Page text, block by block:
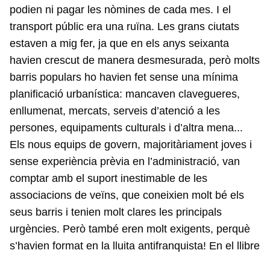
podien ni pagar les nòmines de cada mes. I el
transport públic era una ruïna. Les grans ciutats
estaven a mig fer, ja que en els anys seixanta
havien crescut de manera desmesurada, però molts
barris populars ho havien fet sense una mínima
planificació urbanística: mancaven clavegueres,
enllumenat, mercats, serveis d’atenció a les
persones, equipaments culturals i d’altra mena...
Els nous equips de govern, majoritàriament joves i
sense experiència prèvia en l’administració, van
comptar amb el suport inestimable de les
associacions de veïns, que coneixien molt bé els
seus barris i tenien molt clares les principals
urgències. Però també eren molt exigents, perquè
s’havien format en la lluita antifranquista! En el llibre